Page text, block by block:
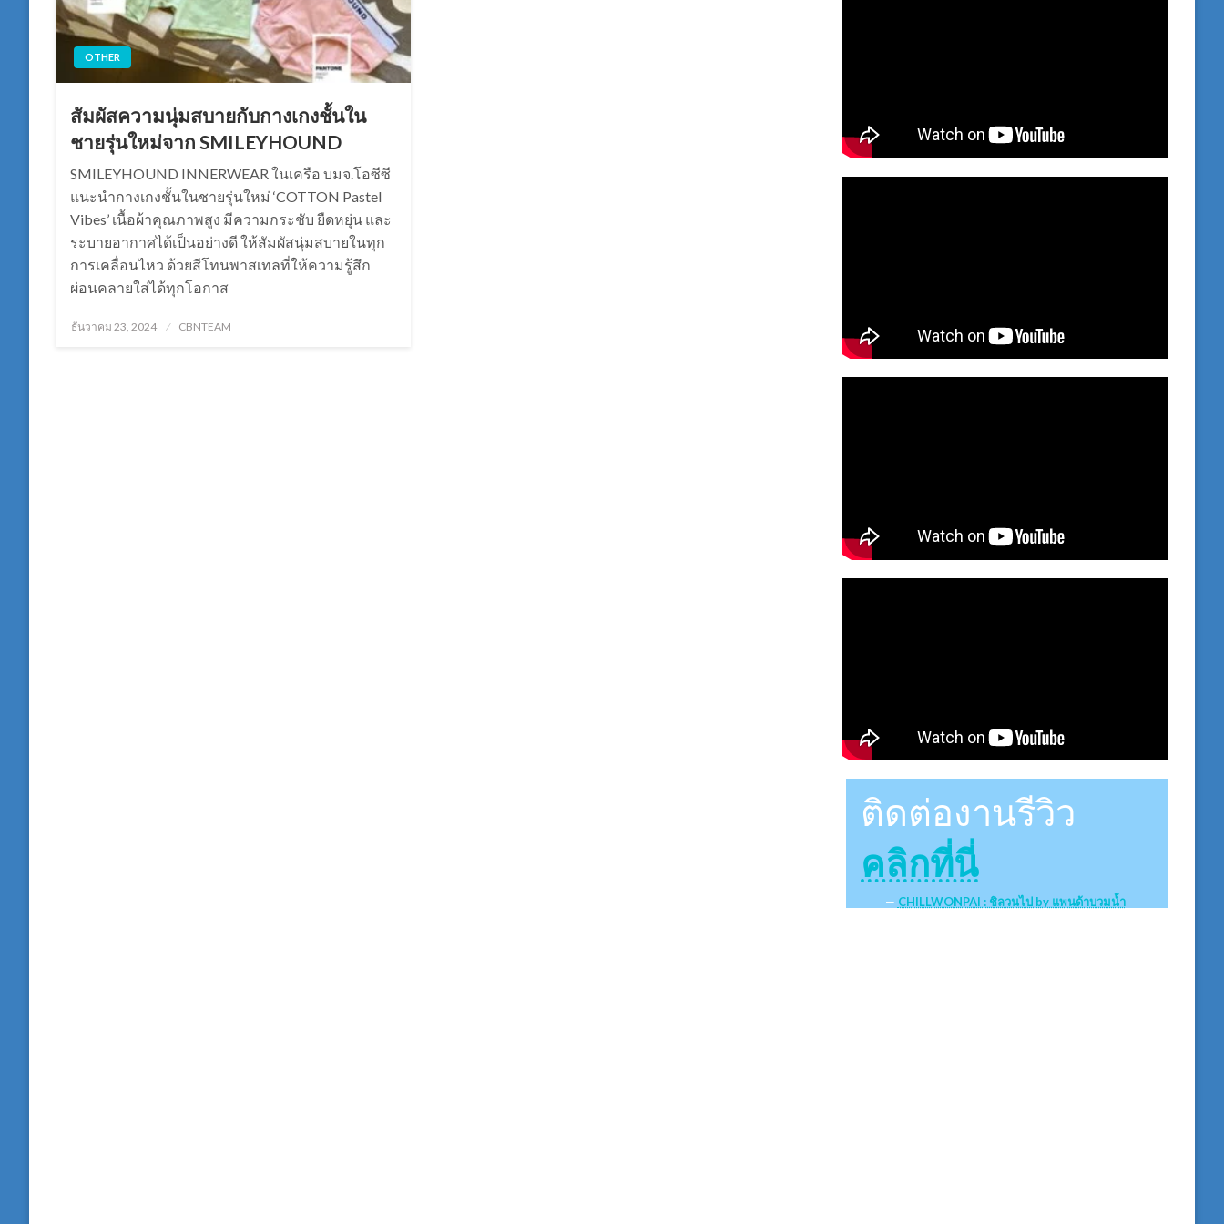
OTHER
สัมผัสความนุ่มสบายกับกางเกงชั้นใน
ชายรุ่นใหม่จาก SMILEYHOUND
SMILEYHOUND INNERWEAR ในเครือ บมจ.โอซีซี
แนะนำกางเกงชั้นในชายรุ่นใหม่ ‘COTTON Pastel
Vibes’ เนื้อผ้าคุณภาพสูง มีความกระชับ ยืดหยุ่น และ
ระบายอากาศได้เป็นอย่างดี ให้สัมผัสนุ่มสบายในทุก
การเคลื่อนไหว ด้วยสีโทนพาสเทลที่ให้ความรู้สึก
ผ่อนคลายใส่ได้ทุกโอกาส
Posted
ธันวาคม 23, 2024 CBNTEAM
ติดต่องานรีวิว
คลิกที่นี่
CHILLWONPAI : ชิลวนไป by แพนด้าบวมน้ำ